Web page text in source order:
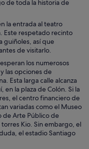
de toda la historia de
la entrada al teatro
Este respetado recinto
guiñoles, así que
de visitarlo.
los numerosos
las opciones de
Esta larga calle alcanza
la plaza de Colón. Si la
el centro financiero de
variadas como el Museo
de Arte Público de
Kio. Sin embargo, el
el estadio Santiago